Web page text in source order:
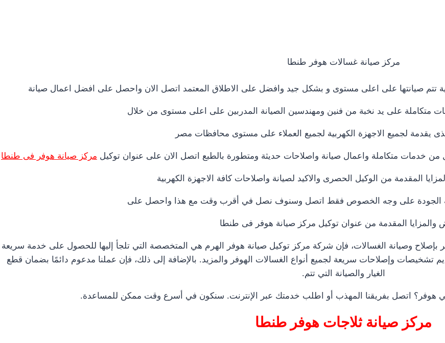
مركز صيانة غسالات هوفر طنطا
تتم صيانتها على اعلى مستوى و بشكل جيد وافضل على الاطلاق المعتمد اتصل الان واحصل على افضل اعمال صيانة
متكاملة على يد نخبة من فنين ومهندسين الصيانة المدربين على اعلى مستوى من خلال
الذى يقدمة لجميع الاجهزة الكهربية لجميع العملاء على مستوى محافظات مصر
من خدمات متكاملة واعمال صيانة واصلاحات حديثة ومتطورة بالطبع اتصل الان على عنوان توكيل مركز صيانة هوفر فى طنطا
المقدمة من الوكيل الحصرى والاكيد لصيانة واصلاحات كافة الاجهزة الكهربية
عالية الجودة على وجه الخصوص فقط اتصل وسنوف نصل في أقرب وقت مع هذا واحصل على
والمزايا المقدمة من عنوان توكيل مركز صيانة هوفر فى طنطا
بإصلاح وصيانة الغسالات، فإن شركة مركز توكيل صيانة هوفر الهرم هي المتخصصة التي تلجأ إليها للحصول على خدمة سريعة
تشخيصات وإصلاحات سريعة لجميع أنواع الغسالات الهوفر والمزيد. بالإضافة إلى ذلك، فإن عملنا مدعوم دائمًا بضمان قطع
الغيار والصيانة التي تتم.
هوفر؟ اتصل بفريقنا المهذب أو اطلب خدمتك عبر الإنترنت. سنكون في أسرع وقت ممكن للمساعدة.
مركز صيانة ثلاجات هوفر طنطا